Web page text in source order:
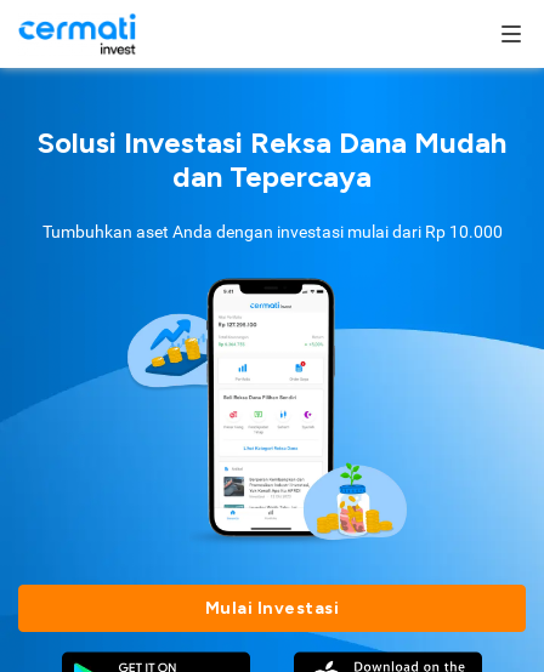
Solusi Investasi Reksa Dana Mudah
dan Tepercaya
Tumbuhkan aset Anda dengan investasi mulai dari Rp 10.000
Mulai Investasi